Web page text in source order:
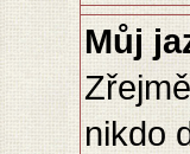
Můj
nikdo